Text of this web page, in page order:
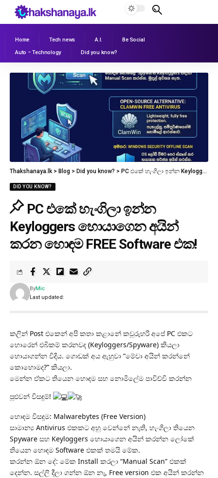
Home Tech news A.I.
Be Social
Auto – Technology
Did you know?
Thakshanaya.lk > Blog > Did you know? > PC එකේ හැංගිලා ඉන්න Keyloggers හොයාගෙන අයින් කරන හොඳම FREE Software එක!
DID YOU KNOW?
PC එකේ හැංගිලා ඉන්න
Keyloggers හොයාගෙන අයින්
කරන හොඳම FREE Software එක!
Last updated:
ByMic
කලින් Post එකෙන් අපි කතා කළානේ කවුරුහරි අපේ PC එකට
හොරෙන් එබිකම් කරනවද (Keyloggers/Spyware) කියලා
හොයාගන්න විදිය. ගොඩක් අය ඇහුවා “මේවා අයින් කරන්නේ
කොහොමද?” කියලා.
මෙන්න ඒකට තියෙන හොඳම සහ නොමිලේම පාවිච්චි කරන්න
පුළුවන් විසඳුම්!
හොඳම විසඳුම: Malwarebytes (Free Version)
සාමාන්‍ය Antivirus එකකට අහු වෙන්නේ නැති, හැංගිලා තියෙන
Spyware සහ Keyloggers හොයාගෙන අයින් කරන්න ලෝකේ
තියෙන හොඳම Software එකක් තමයි මේක.
කරන්න ඕන දේ: මේක Install කරලා “Manual Scan” එකක්
දෙන්න. සල්ලි දීලා ගන්න ඕන නෑ, Free version එක අයින් කරන්න